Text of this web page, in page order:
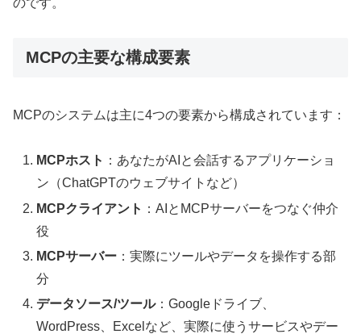
のです。
MCPの主要な構成要素
MCPのシステムは主に4つの要素から構成されています：
MCPホスト ：あなたがAIと会話するアプリケーショ
ン（ChatGPTのウェブサイトなど）
MCPクライアント ：AIとMCPサーバーをつなぐ仲介
役
MCPサーバー ：実際にツールやデータを操作する部
分
データソース/ツール：Googleドライブ、
WordPress、Excelなど、実際に使うサービスやデー